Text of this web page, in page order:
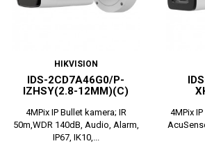
HIKVISION
IDS-2CD7A46G0/P-
IZHSY(2.8-12MM)(C)
4MPix IP Bullet kamera; IR
50m,WDR 140dB, Audio, Alarm,
IP67, IK10,...
4MPix